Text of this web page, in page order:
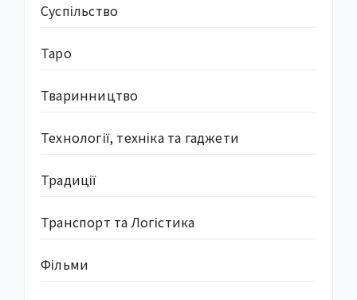
Суcпільство
Таро
Тваринництво
Технології, техніка та гаджети
Традиції
Транспорт та Логістика
Фільми